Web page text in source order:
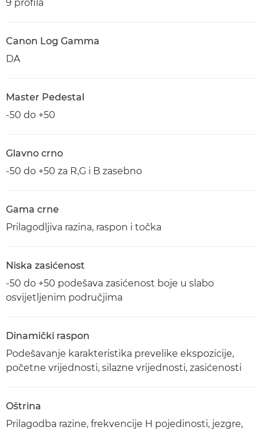
9 profila
Canon Log Gamma
DA
Master Pedestal
-50 do +50
Glavno crno
-50 do +50 za R,G i B zasebno
Gama crne
Prilagodljiva razina, raspon i točka
Niska zasićenost
-50 do +50 podešava zasićenost boje u slabo
osvijetljenim područjima
Dinamički raspon
Podešavanje karakteristika prevelike ekspozicije,
početne vrijednosti, silazne vrijednosti, zasićenosti
Oštrina
Prilagodba razine, frekvencije H pojedinosti, jezgre,